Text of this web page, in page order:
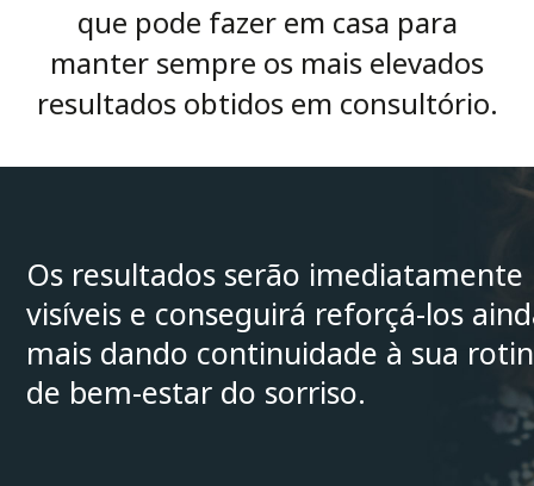
que pode fazer em casa para
manter sempre os mais elevados
resultados obtidos em consultório.
Os resultados serão imediatamente
visíveis e conseguirá reforçá-los
mais dando continuidade à sua
de bem-estar do sorriso.